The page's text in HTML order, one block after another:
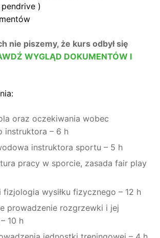
)
nie piszemy, że kurs odbył się
WYGLĄD DOKUMENTÓW I
oraz oczekiwania wobec
instruktora – 6 h
instruktora sportu – 5 h
pracy w sporcie, zasada fair play
fizjologia wysiłku fizycznego – 12 h
prowadzenie rozgrzewki i jej
10 h